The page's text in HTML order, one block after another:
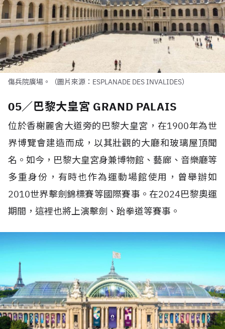
傷兵院廣場。（圖片來源：ESPLANADE DES INVALIDES）
05／巴黎大皇宮 GRAND PALAIS
位於香榭麗舍大道旁的巴黎大皇宮，在1900年為世
界博覽會建造而成，以其壯觀的大廳和玻璃屋頂聞
名。如今，巴黎大皇宮身兼博物館、藝廊、音樂廳等
多重身份，有時也作為運動場館使用，曾舉辦如
2010世界擊劍錦標賽等國際賽事。在2024巴黎奧運
期間，這裡也將上演擊劍、跆拳道等賽事。